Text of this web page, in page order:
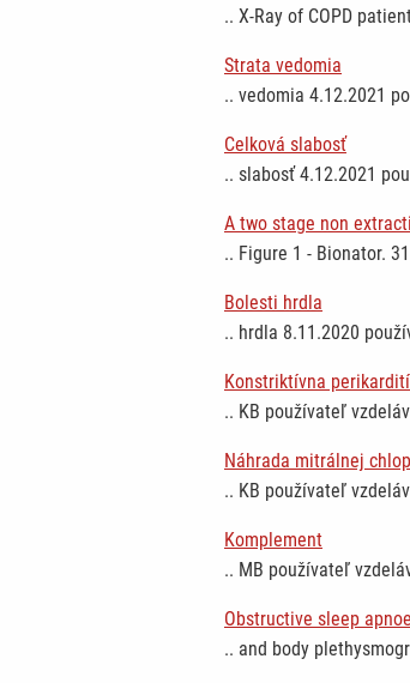
.. X-Ray of COPD
Strata vedomia
.. vedomia 4.12.2021
Celková slabosť
.. slabosť 4.12.2021
A two stage non
.. Figure 1 - Bionator.
Bolesti hrdla
.. hrdla 8.11.2020
Konstriktívna
.. KB používateľ
Náhrada mitrálnej
.. KB používateľ
Komplement
.. MB používateľ
Obstructive sleep
.. and body